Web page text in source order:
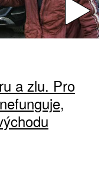
a zlu. Pro